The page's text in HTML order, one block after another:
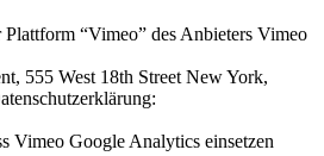
“Vimeo” des Anbieters Vimeo
555 West 18th Street New York,
Vimeo Google Analytics einsetzen